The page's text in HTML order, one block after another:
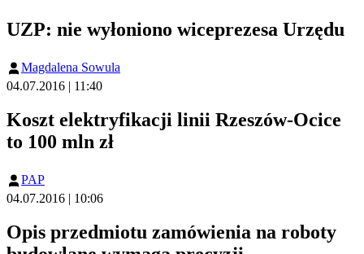
UZP: nie wyłoniono wiceprezesa Urzędu
Magdalena Sowula
04.07.2016 | 11:40
Koszt elektryfikacji linii Rzeszów-Ocice
to 100 mln zł
PAP
04.07.2016 | 10:06
Opis przedmiotu zamówienia na roboty